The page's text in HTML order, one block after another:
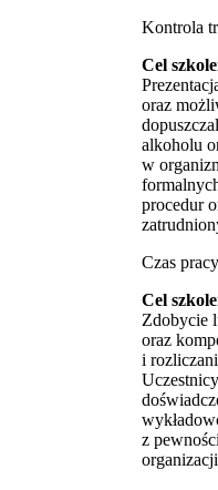
Kontrola
Cel
oraz
alkoholu
w
procedur
Czas
Cel
Zdobycie
oraz
i
z